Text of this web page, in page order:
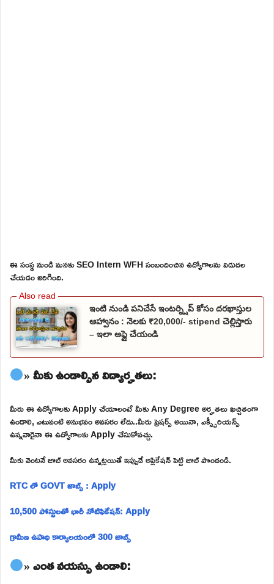
ఈ సంస్థ నుండి మనకు SEO Intern WFH సంబందించిన ఉద్యోగాలను విడుదల
చేయడం జరిగింది.
ఇంటి నుండి పనిచేసే ఇంటర్న్షిప్ కోసం దరఖాస్తుల
ఆహ్వానం : నెలకు ₹20,000/- stipend చెల్లిస్తారు
– ఇలా అప్లై చేయండి
» మీకు ఉండాల్సిన విద్యార్హతలు:
మీరు ఈ ఉద్యోగాలకు Apply చేయాలంటే మీకు Any Degree అర్హతలు ఖచ్చితంగా
ఉండాలి, ఎటువంటి అనుభవం అవసరం లేదు..మీరు ఫ్రెషర్స్ అయినా, ఎక్స్పీరియన్స్
ఉన్నవారైనా ఈ ఉద్యోగాలకు Apply చేసుకోవచ్చు.
మీకు వెంటనే జాబ్ అవసరం ఉన్నట్లయితే ఇప్పుడే అప్లికేషన్ పెట్టి జాబ్ పొందండి.
RTC లో GOVT జాబ్స్ : Apply
10,500 పోస్టులతో భారీ నోటిఫికేషన్: Apply
గ్రామీణ ఉపాధి కార్యాలయంలో 300 జాబ్స్
» ఎంత వయస్సు ఉండాలి: